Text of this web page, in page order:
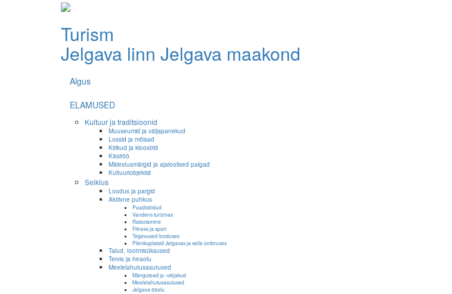
Turism
Jelgava linn Jelgava maakond
Algus
ELAMUSED
Kultuur ja traditsioonid
Muuseumid ja väljapanekud
Lossid ja mõisad
Kirikud ja kloostrid
Käsitöö
Mälestusmärgid ja ajaloolised paigad
Kultuuriobjektid
Seiklus
Loodus ja pargid
Aktiivne puhkus
Paadisõidud
Vandens turizmas
Ratsutamine
Fitness ja sport
Tegevused looduses
Piknikuplatsid Jelgavas ja selle ümbruses
Talud, tootmisüksused
Tervis ja heaolu
Meelelahutusasutused
Mängutoad ja -väljakud
Meelelahutusasutused
Jelgava ööelu